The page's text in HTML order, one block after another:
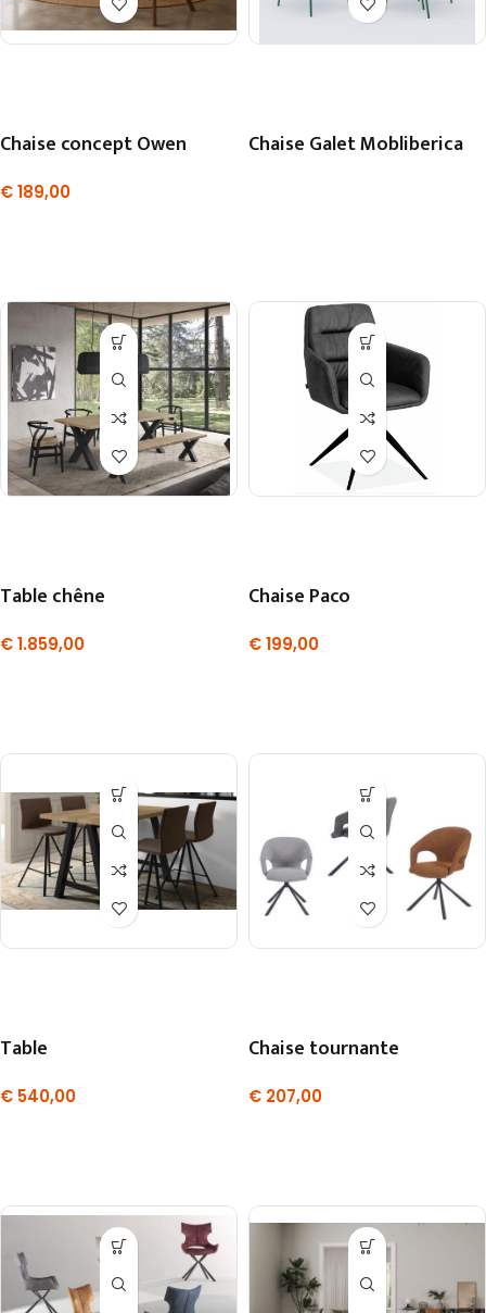
Chaise concept Owen
€189,00
Chaise Galet Mobliberica
Table chêne
€1.859,00
Chaise Paco
€199,00
Table
€ 540,00
Chaise tournante
€ 207,00